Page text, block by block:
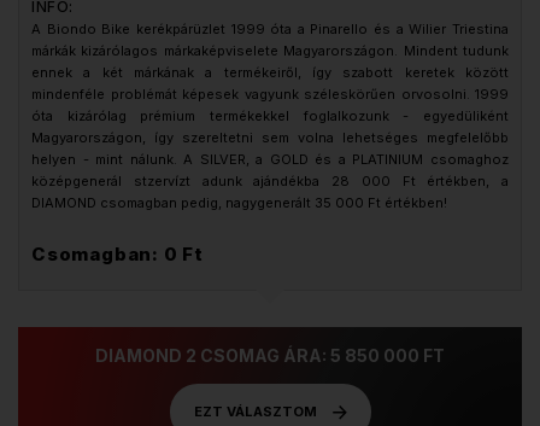
INFO:
A Biondo Bike kerékpárüzlet 1999 óta a Pinarello és a Wilier Triestina
márkák kizárólagos márkaképviselete Magyarországon. Mindent tudunk
ennek a két márkának a termékeiről, így szabott keretek között
mindenféle problémát képesek vagyunk széleskörűen orvosolni. 1999
óta kizárólag prémium termékekkel foglalkozunk - egyedüliként
Magyarországon, így szereltetni sem volna lehetséges megfelelőbb
helyen - mint nálunk. A SILVER, a GOLD és a PLATINIUM csomaghoz
középgenerál stzervízt adunk ajándékba 28 000 Ft értékben, a
DIAMOND csomagban pedig, nagygenerált 35 000 Ft értékben!
Csomagban: 0 Ft
DIAMOND 2 CSOMAG ÁRA: 5 850 000 FT
EZT VÁLASZTOM